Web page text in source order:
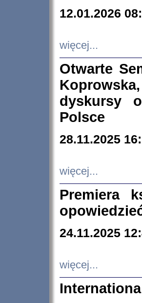
12.01.2026
więcej...
Otwarte
dyskursy
Polsce
28.11.2025
więcej...
Premiera
24.11.2025
więcej...